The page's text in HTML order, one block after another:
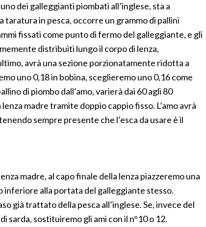
dei galleggianti piombati all’inglese, sta a
in pesca, occorre un grammo di pallini
fissati come punto di fermo del galleggiante, e gli
distribuiti lungo il corpo di lenza,
avrà una sezione porzionatamente ridotta a
uno 0,18 in bobina, sceglieremo uno 0,16 come
di piombo dall’amo, varierà dai 60 agli 80
madre tramite doppio cappio fisso. L’amo avrà
sempre presente che l’esca da usare è il
madre, al capo finale della lenza piazzeremo una
inferiore alla portata del galleggiante stesso.
già trattato della pesca all’inglese. Se, invece del
sarda, sostituiremo gli ami con il n°10 o 12.